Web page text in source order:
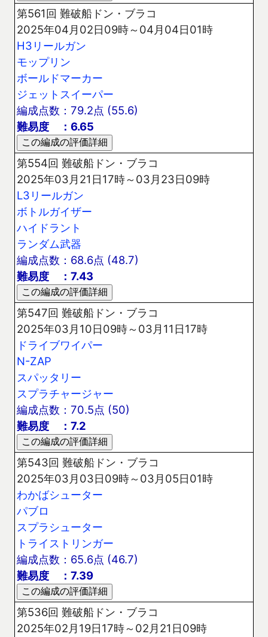
第561回 難破船ドン・ブラコ
2025年04月02日09時～04月04日01時
H3リールガン
モップリン
ボールドマーカー
ジェットスイーパー
編成点数：79.2点 (55.6)
難易度 ：6.65
第554回 難破船ドン・ブラコ
2025年03月21日17時～03月23日09時
L3リールガン
ボトルガイザー
ハイドラント
ランダム武器
編成点数：68.6点 (48.7)
難易度 ：7.43
第547回 難破船ドン・ブラコ
2025年03月10日09時～03月11日17時
ドライブワイパー
N-ZAP
スパッタリー
スプラチャージャー
編成点数：70.5点 (50)
難易度 ：7.2
第543回 難破船ドン・ブラコ
2025年03月03日09時～03月05日01時
わかばシューター
パブロ
スプラシューター
トライストリンガー
編成点数：65.6点 (46.7)
難易度 ：7.39
第536回 難破船ドン・ブラコ
2025年02月19日17時～02月21日09時